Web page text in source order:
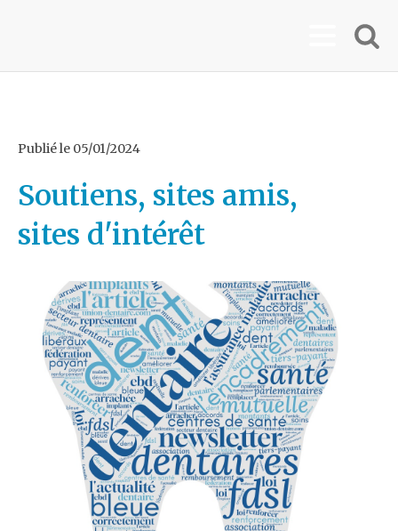
Publié le 05/01/2024
Soutiens, sites amis,
sites d'intérêt